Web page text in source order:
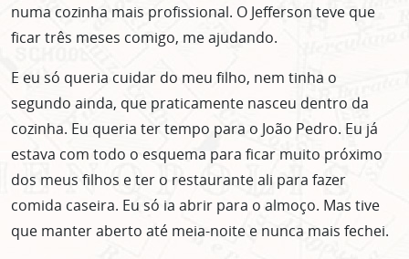
numa cozinha mais profissional. O Jefferson teve que
ficar três meses comigo, me ajudando.
E eu só queria cuidar do meu filho, nem tinha o
segundo ainda, que praticamente nasceu dentro da
cozinha. Eu queria ter tempo para o João Pedro. Eu já
estava com todo o esquema para ficar muito próximo
dos meus filhos e ter o restaurante ali para fazer
comida caseira. Eu só ia abrir para o almoço. Mas tive
que manter aberto até meia-noite e nunca mais fechei.